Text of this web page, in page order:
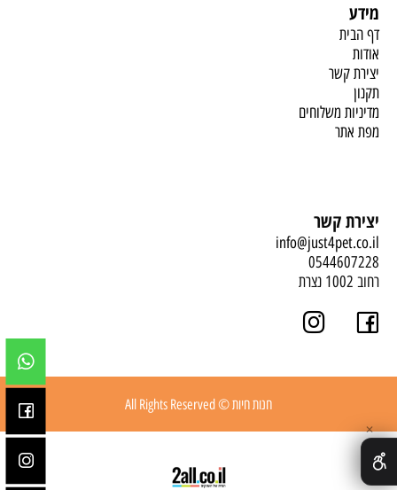
מידע
דף הבית
אודות
יצירת קשר
תקנון
מדיניות משלוחים
מפת אתר
יצירת קשר
info@just4pet.co.il
0544607228
רחוב 1002 נצרת
חנות חיות © All Rights Reserved
✕